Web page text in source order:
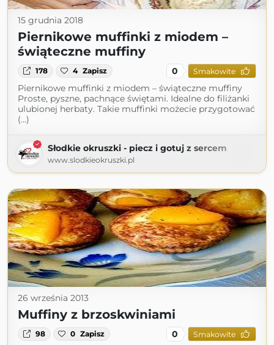
15 grudnia 2018
Piernikowe muffinki z miodem –
świąteczne muffiny
178 4 Zapisz 0 Smakowite
Piernikowe muffinki z miodem – świąteczne muffiny
Proste, pyszne, pachnące świętami. Idealne do filiżanki
ulubionej herbaty. Takie muffinki możecie przygotować
(...)
Słodkie okruszki - piecz i gotuj z sercem
www.slodkieokruszki.pl
26 września 2013
Muffiny z brzoskwiniami
98 0 Zapisz 0 Smakowite